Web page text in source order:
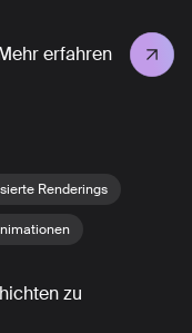
erfahren
Renderings
zu